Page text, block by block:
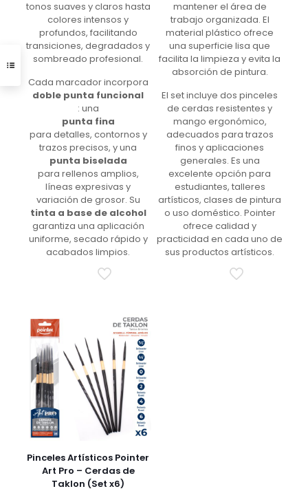
tonos suaves y claros hasta
colores intensos y
profundos, facilitando
transiciones, degradados y
sombreado profesional.
Cada marcador incorpora
doble punta funcional
: una
punta fina
para detalles, contornos y
trazos precisos, y una
punta biselada
para rellenos amplios,
líneas expresivas y
variación de grosor. Su
tinta a base de alcohol
garantiza una aplicación
uniforme, secado rápido y
acabados limpios.
mantener el área de
trabajo organizada. El
material plástico ofrece
una superficie lisa que
facilita la limpieza y evita la
absorción de pintura.
El set incluye dos pinceles
de cerdas resistentes y
mango ergonómico,
adecuados para trazos
finos y aplicaciones
generales. Es una
excelente opción para
estudiantes, talleres
artísticos, clases de pintura
o uso doméstico. Pointer
ofrece calidad y
practicidad en cada uno de
sus productos artísticos.
Pinceles Artísticos Pointer
Art Pro – Cerdas de
Taklon (Set x6)